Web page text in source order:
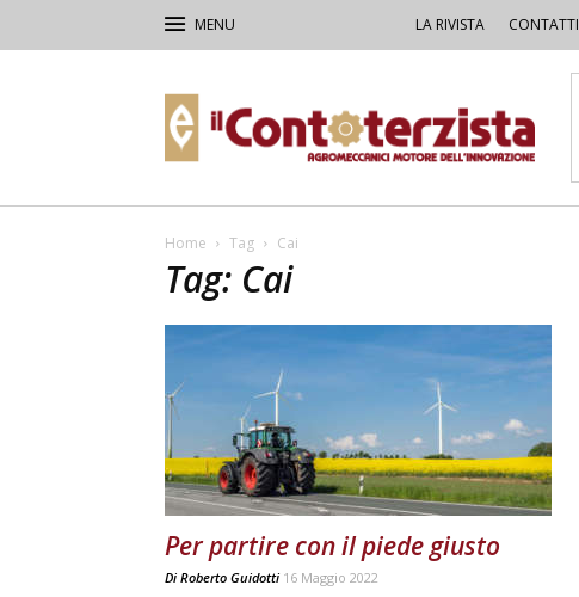
LA RIVISTA CONTATTI
Contoterzista
Home Tag Cai
Tag: Cai
Per partire con il piede giusto
Di Roberto Guidotti 16 Maggio 2022